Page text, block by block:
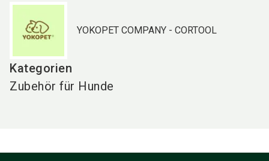
YOKOPET COMPANY - CORTOOL
Kategorien
Zubehör für Hunde